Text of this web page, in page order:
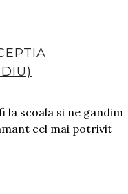
la scoala si ne gandim
cel mai potrivit